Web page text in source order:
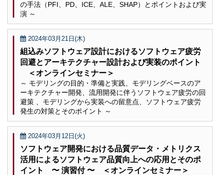
の手法（PFI、PD、ICE、ALE、SHAP）とポイントおよび実
演 ～
2024年03月21日(木)
組込みソフトウェア設計におけるソフトウェア疲労
回避とアーキテクチャー設計および実装のポイント
＜オンラインセミナー＞
～ モデリングの目的・準備と実践、モデリングベースのア
ーキテクチャー開発、流用開発に伴うソフトウェア疲労の回
避策 、モデリングから実装への留意点、ソフトウェア疲労
発生の対策とそのポイント ～
2024年03月12日(火)
ソフトウェア開発における品質データ・メトリクス
活用によるソフトウェア品質向上への応用とそのポ
イント 〜 演習付 〜 ＜オンラインセミナー＞